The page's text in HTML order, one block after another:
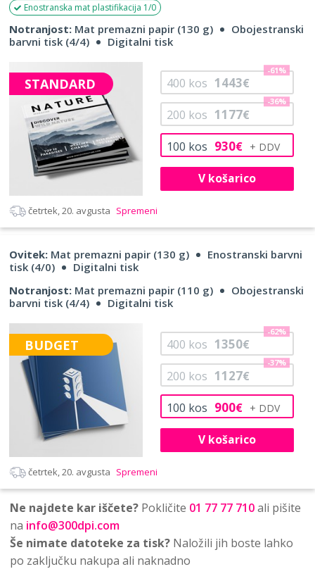
Enostranska mat plastifikacija 1/0
Notranjost: Mat premazni papir (130 g)
Obojestranski
barvni tisk (4/4)
Digitalni tisk
STANDARD
100 kos 930€
200 kos 1177€
-36%
400 kos 1443€
-61%
V košarico
četrtek, 20. avgusta Spremeni
Ovitek: Mat premazni papir (130 g)
Enostranski barvni
tisk (4/0)
Digitalni tisk
Notranjost: Mat premazni papir (110 g)
Obojestranski
barvni tisk (4/4)
Digitalni tisk
BUDGET
100 kos 900€
200 kos 1127€
-37%
400 kos 1350€
-62%
V košarico
četrtek, 20. avgusta Spremeni
Ne najdete kar iščete? Pokličite 01 77 77 710ali pišite
na info@300dpi.com
Še nimate datoteke za tisk? Naložili jih boste lahko
po zaključku nakupa ali naknadno